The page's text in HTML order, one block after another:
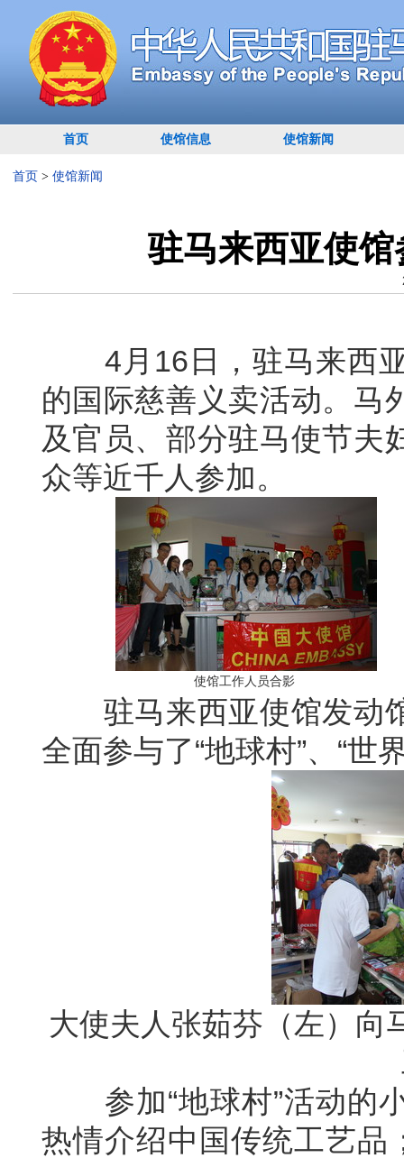
首页 使馆信息 使馆新闻
首页 > 使馆新闻
驻马来西亚使
4月16日，驻马来西亚
的国际慈善义卖活动。马
及官员、部分驻马使节夫
众等近千人参加。
使馆工作人员合影
驻马来西亚使馆发动馆
全面参与了“地球村”、“世
大使夫人张茹芬（左）向
参加“地球村”活动的
热情介绍中国传统工艺品